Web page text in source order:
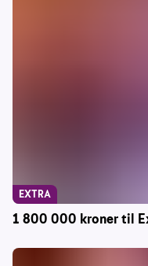
1 800 000 kroner til
EXTRA